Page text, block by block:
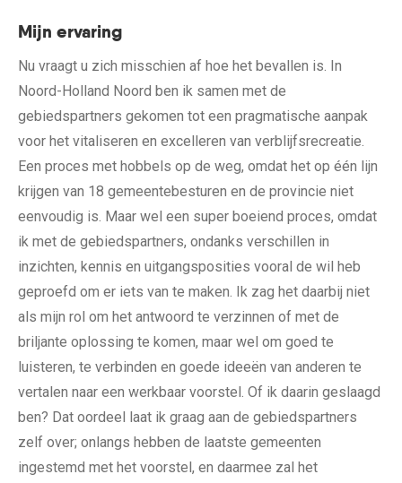
Mijn ervaring
Nu vraagt u zich misschien af hoe het bevallen is. In
Noord-Holland Noord ben ik samen met de
gebiedspartners gekomen tot een pragmatische aanpak
voor het vitaliseren en excelleren van verblijfsrecreatie.
Een proces met hobbels op de weg, omdat het op één lijn
krijgen van 18 gemeentebesturen en de provincie niet
eenvoudig is. Maar wel een super boeiend proces, omdat
ik met de gebiedspartners, ondanks verschillen in
inzichten, kennis en uitgangsposities vooral de wil heb
geproefd om er iets van te maken. Ik zag het daarbij niet
als mijn rol om het antwoord te verzinnen of met de
briljante oplossing te komen, maar wel om goed te
luisteren, te verbinden en goede ideeën van anderen te
vertalen naar een werkbaar voorstel. Of ik daarin geslaagd
ben? Dat oordeel laat ik graag aan de gebiedspartners
zelf over; onlangs hebben de laatste gemeenten
ingestemd met het voorstel, en daarmee zal het